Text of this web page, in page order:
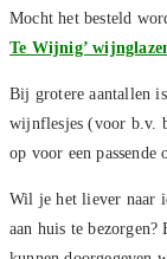
Mocht het besteld
Te Wijnig’
Bij grotere aantallen
wijnflesjes (voor b.v.
op voor een passende
Wil je het liever naar
aan huis te bezorgen?